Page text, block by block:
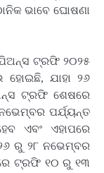
ଭାବେ ଘୋଷଣା
ଟ୍ରଫି ୨୦୨୫
ଯାହା ୨୬
ଟ୍ରଫି ଶେଷରେ
ପର୍ଯ୍ୟନ୍ତ
ଏବଂ ଏହାପରେ
ରୁ ୨୮ ନଭେମ୍ବର
ଟ୍ରଫି ୧୦ ରୁ ୧୩